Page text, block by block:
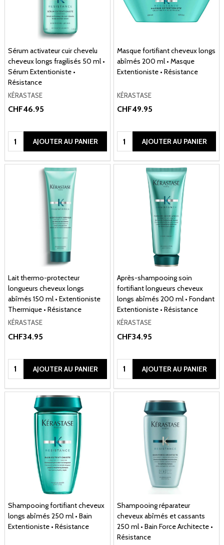
Sérum activateur cuir chevelu
cheveux longs fragilisés 50 ml •
Sérum Extentioniste •
Résistance
KÉRASTASE
CHF46.95
Quantité:AJOUTER AU PANIER
Masque fortifiant cheveux longs
abîmés 200 ml • Masque
Extentioniste • Résistance
KÉRASTASE
CHF49.95
Quantité:AJOUTER AU PANIER
Lait thermo-protecteur
longueurs cheveux longs
abîmés 150 ml • Extentioniste
Thermique • Résistance
KÉRASTASE
CHF34.95
Quantité:AJOUTER AU PANIER
Après-shampooing soin
fortifiant longueurs cheveux
longs abîmés 200 ml • Fondant
Extentioniste • Résistance
KÉRASTASE
CHF34.95
Quantité:AJOUTER AU PANIER
Shampooing fortifiant cheveux
longs abîmés 250 ml • Bain
Extentioniste • Résistance
Shampooing réparateur
cheveux abîmés et cassants
250 ml • Bain Force Architecte •
Résistance